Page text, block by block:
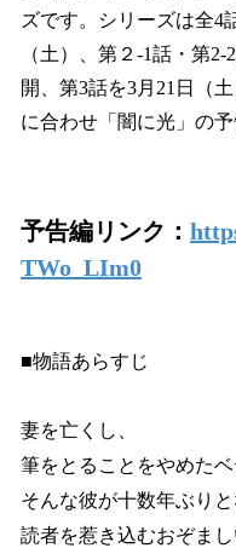
ズです。シリーズは全4
（土）、第２-1話・第
開、第3話を3月21日（
に合わせ「闇に光」の
予告編リンク：
TWo_LIm0
■物語あらすじ
妻を亡くし、
筆をとることをやめたベ
そんな彼が十数年ぶり
読者を惹き込むおぞまし